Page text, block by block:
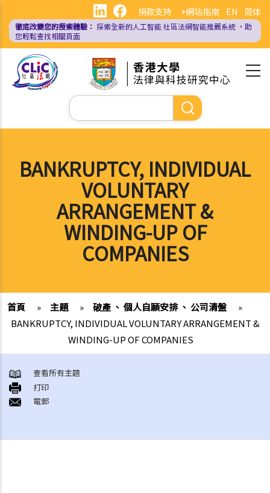
內
EN 简体
捐款支持 +網站指南
徹底改變您的搜索體驗： 探索全新的人工智能社區法網智能推薦系統 ，助
您輕鬆查找相關頁面
Search
BANKRUPTCY, INDIVIDUAL
VOLUNTARY
ARRANGEMENT &
WINDING-UP OF
COMPANIES
首頁 » 主題 » 破產 、 個人自願安排 、 公司清盤
»
BANKRUPTCY, INDIVIDUAL VOLUNTARY ARRANGEMENT &
WINDING-UP OF COMPANIES
查看所有主題
打印
電郵